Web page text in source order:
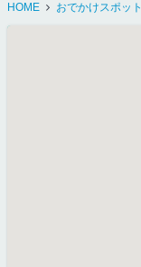
HOME おでかけスポット